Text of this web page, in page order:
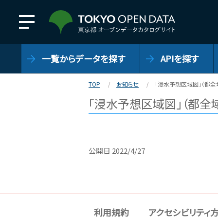
一覧からデータを探す APIを探す
TOP お知らせ 「浸水予想区域図」（都
「浸水予想区域図」（都全
公開日 2022/4/27
利用規約 アクセシビリティ